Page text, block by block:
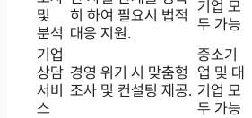
및
분석
히 하여 필요시 법적
대응 지원.
기업 모
두 가능
기업
상담
서비
스
경영 위기 시 맞춤형
조사 및 컨설팅 제공.
중소기
업 및 대
기업 모
두 가능